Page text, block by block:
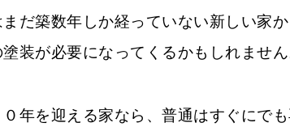
まだ築数年しか経っていない新しい家
装が必要になってくるかもしれません
０年を迎える家なら、普通はすぐにで